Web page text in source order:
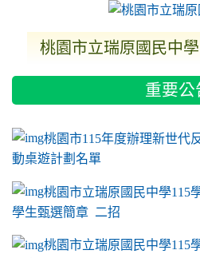
桃園市立瑞原國民中學
重要公
link to https://sites.google.com/a/
桃園市115年度辦理新世代
動桌遊計劃名單
桃園市立瑞原國民中學115
學生甄選簡章 二招
桃園市立瑞原國民中學115